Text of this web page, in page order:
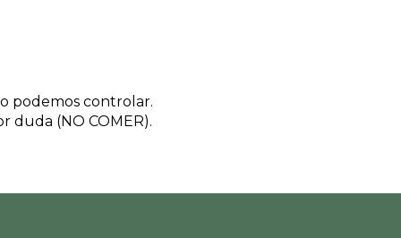
podemos controlar.
duda (NO COMER).